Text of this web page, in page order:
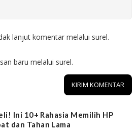
lanjut komentar melalui surel.
baru melalui surel.
Ini 10+ Rahasia Memilih HP
dan Tahan Lama